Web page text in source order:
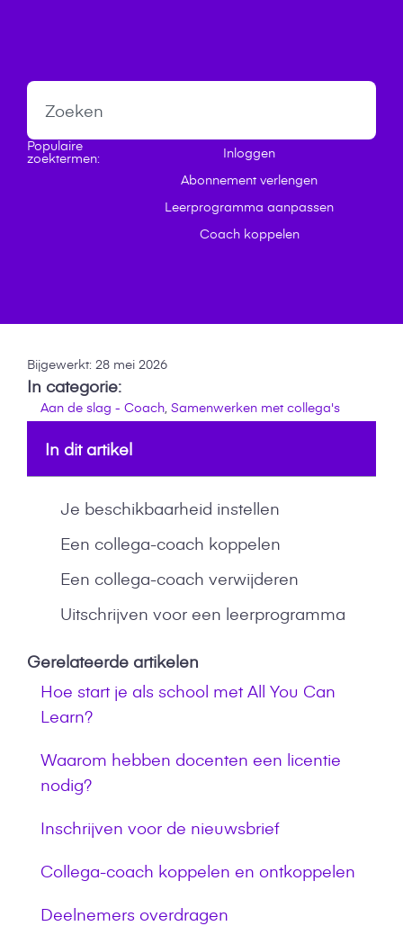
Populaire
zoektermen:
Inloggen
Abonnement verlengen
Leerprogramma aanpassen
Coach koppelen
Bijgewerkt: 28 mei 2026
In categorie:
Aan de slag - Coach, Samenwerken met collega's
In dit artikel
Je beschikbaarheid instellen
Een collega-coach koppelen
Een collega-coach verwijderen
Uitschrijven voor een leerprogramma
Gerelateerde artikelen
Hoe start je als school met All You Can
Learn?
Waarom hebben docenten een licentie
nodig?
Inschrijven voor de nieuwsbrief
Collega-coach koppelen en ontkoppelen
Deelnemers overdragen